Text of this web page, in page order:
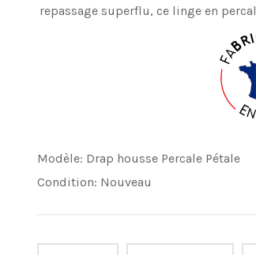
repassage superflu, ce linge en
Modèle: Drap housse Percale Pétale
Condition: Nouveau